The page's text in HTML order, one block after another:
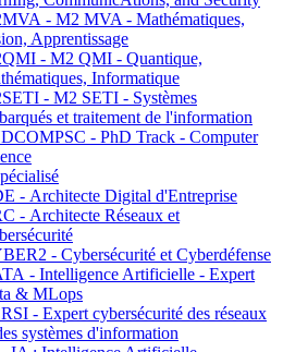
- M2 MVA - Mathématiques,
Apprentissage
- M2 QMI - Quantique,
Informatique
- M2 SETI - Systèmes
et traitement de l'information
- PhD Track - Computer
- Architecte Digital d'Entreprise
- Architecte Réseaux et
- Cybersécurité et Cyberdéfense
- Intelligence Artificielle - Expert
& MLops
- Expert cybersécurité des réseaux
systèmes d'information